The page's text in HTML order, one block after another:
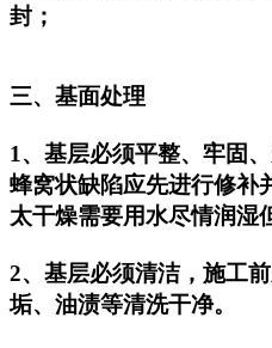
封；
三、基面处理
1、基层必须平整、牢固
蜂窝状缺陷应先进行修补
太干燥需要用水尽情润湿
2、基层必须清洁，施工
垢、油渍等清洗干净。